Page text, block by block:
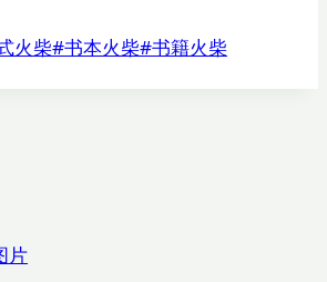
火柴#书本火柴#书籍火柴
片